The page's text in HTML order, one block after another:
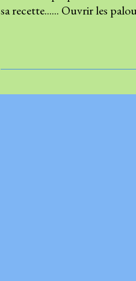
sa recette...... Ouvrir les